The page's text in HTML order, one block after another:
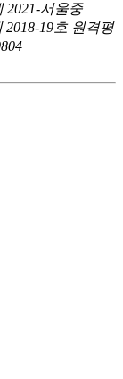
2021-서울중
19호 원격평